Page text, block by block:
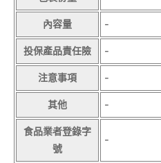
內容量 -
投保產品責任險 -
注意事項 -
其他 -
食品業者登錄字
號
-